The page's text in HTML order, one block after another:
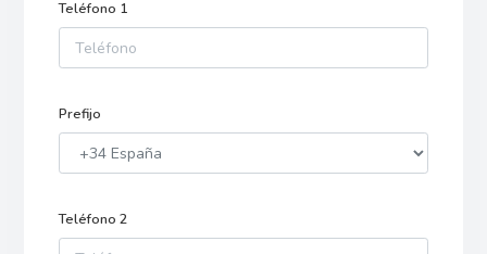
Teléfono 1
Prefijo
Teléfono 2